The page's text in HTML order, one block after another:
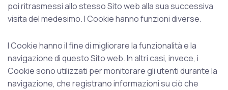
poi ritrasmessi allo stesso Sito web alla sua successiva
visita del medesimo. I Cookie hanno funzioni diverse.
I Cookie hanno il fine di migliorare la funzionalità e la
navigazione di questo Sito web. In altri casi, invece, i
Cookie sono utilizzati per monitorare gli utenti durante la
navigazione, che registrano informazioni su ciò che